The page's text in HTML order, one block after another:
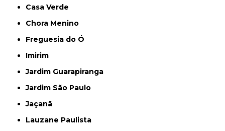
Casa Verde
Chora Menino
Freguesia do Ó
Imirim
Jardim Guarapiranga
Jardim São Paulo
Jaçanã
Lauzane Paulista